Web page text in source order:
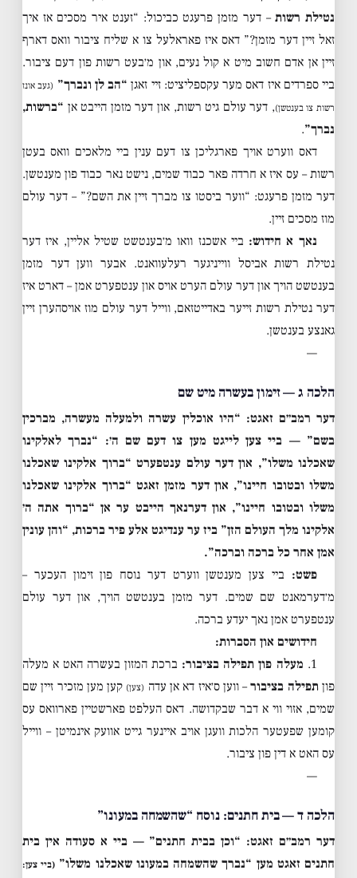
נטילת רשות– דער מזמן פרעגט כביכול: “זענט איר מסכים אז איך
זאל זיין דער מזמן?” דאס איז פאראלעל צו א שליח ציבור וואס דארף
זיין אן אדם חשוב מיט א קול נעים, און מ׳בעט רשות פון דעם ציבור.
ביי ספרדים איז דאס מער עקספליציט: זיי זאגן “הב לן ונברך” (געב אונז
רשות צו בענטשן), דער עולם גיט רשות, און דער מזמן הייבט אן “ברשות,
נברך”.
דאס ווערט אויך פארגליכן צו דעם ענין ביי מלאכים וואס בעטן
רשות – עס איז א חרדה פאר כבוד שמים, נישט נאר כבוד פון מענטשן.
דער מזמן פרעגט: “ווער ביסטו צו מברך זיין את השם?” – דער עולם
מוז מסכים זיין.
נאך א חידוש: ביי אשכנז וואו מ׳בענטשט שטיל אליין, איז דער
נטילת רשות אביסל ווייניגער רעלעוואנט. אבער ווען דער מזמן
בענטשט הויך און דער עולם הערט אויס און ענטפערט אמן – דארט איז
דער נטילת רשות זייער באדייטזאם, ווייל דער עולם מוז אויסהערן זיין
גאנצע בענטשן.
—
הלכה ג — זימון בעשרה מיט שם
דער רמב״ם זאגט: “היו אוכלין עשרה ולמעלה מעשרה, מברכין
בשם” — ביי צען לייגט מען צו דעם שם ה׳: “נברך לאלקינו
שאכלנו משלו”, און דער עולם ענטפערט “ברוך אלקינו שאכלנו
משלו ובטובו חיינו”, און דער מזמן זאגט “ברוך אלקינו שאכלנו
משלו ובטובו חיינו”, און דערנאך הייבט ער אן “ברוך אתה ה׳
אלקינו מלך העולם הזן” ביז ער ענדיגט אלע פיר ברכות, “והן עונין
אמן אחר כל ברכה וברכה”.
פשט: ביי צען מענטשן ווערט דער נוסח פון זימון העכער –
מ׳דערמאנט שם שמים. דער מזמן בענטשט הויך, און דער עולם
ענטפערט אמן נאך יעדע ברכה.
חידושים און הסברות:
1. מעלה פון תפילה בציבור: ברכת המזון בעשרה האט א מעלה
פוןתפילה בציבור– ווען ס׳איז דא אן עדה (צען) קען מען מזכיר זיין שם
שמים, אזוי ווי א דבר שבקדושה. דאס העלפט פארשטיין פארוואס עס
קומען שפעטער הלכות וועגן אויב איינער גייט אוועק אינמיטן – ווייל
עס האט א דין פון ציבור.
—
הלכה ד — בית חתנים: נוסח “שהשמחה במעונו”
דער רמב״ם זאגט: “וכן בבית חתנים” — ביי א סעודה אין בית
חתנים זאגט מען “נברך שהשמחה במעונו שאכלנו משלו” (ביי צען: